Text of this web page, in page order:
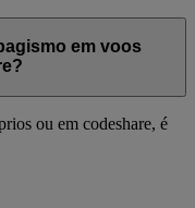
em voos
ou em codeshare, é